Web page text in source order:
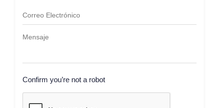
Confirm you’re not a robot